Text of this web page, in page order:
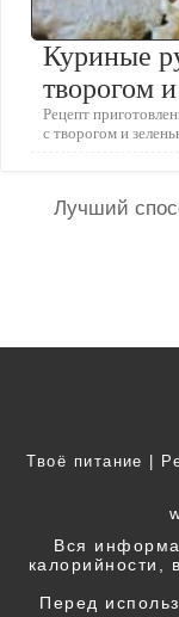
Куриные
творогом
Рецепт
с творогом и
Лучший
Твоё питание |
Вся
калорийности,
Перед